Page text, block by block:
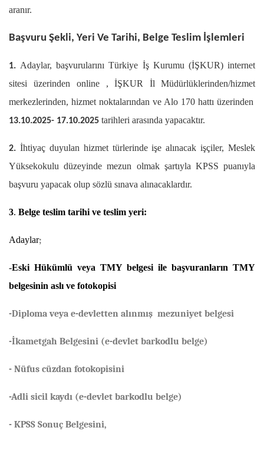
aranır.
Başvuru Şekli, Yeri Ve Tarihi, Belge Teslim İşlemleri
1. Adaylar, başvurularını Türkiye İş Kurumu (İŞKUR) internet
sitesi üzerinden online ,
İŞKUR İl
Müdürlüklerinden/hizmet
merkezlerinden, hizmet noktalarından ve Alo 170 hattı üzerinden
13.10.2025- 17.10.2025 tarihleri arasında yapacaktır.
2. İhtiyaç duyulan hizmet türlerinde işe alınacak işçiler, Meslek
Yüksekokulu düzeyinde mezun olmak şartıyla KPSS puanıyla
başvuru yapacak olup sözlü sınava alınacaklardır.
3. Belge teslim tarihi ve teslim yeri:
Adaylar;
-Eski Hükümlü veya TMY belgesi ile başvuranların TMY
belgesinin aslı ve fotokopisi
-Diploma veya e-devletten alınmış mezuniyet belgesi
-İkametgah Belgesini (e-devlet barkodlu belge)
- Nüfus cüzdan fotokopisini
-Adli sicil kaydı (e-devlet barkodlu belge)
- KPSS Sonuç Belgesini,